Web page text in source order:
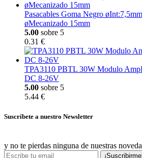
Pasacables Goma Negro
øMecanizado 15mm
5.00 sobre 5
0.31 €
TPA3110 PBTL 30W Modulo
DC 8-26V
5.00 sobre 5
5.44 €
Suscríbete a nuestro Newsletter
y no te pierdas ninguna de nuestras